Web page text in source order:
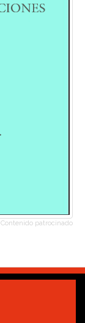
Contenido patrocinado